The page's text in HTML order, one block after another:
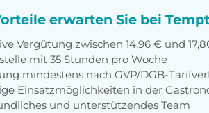
erwarten Sie bei
Vergütung zwischen 14,96 € und
mit 35 Stunden pro Woche
mindestens nach GVP/DGB-
Einsatzmöglichkeiten in der
und unterstützendes Team